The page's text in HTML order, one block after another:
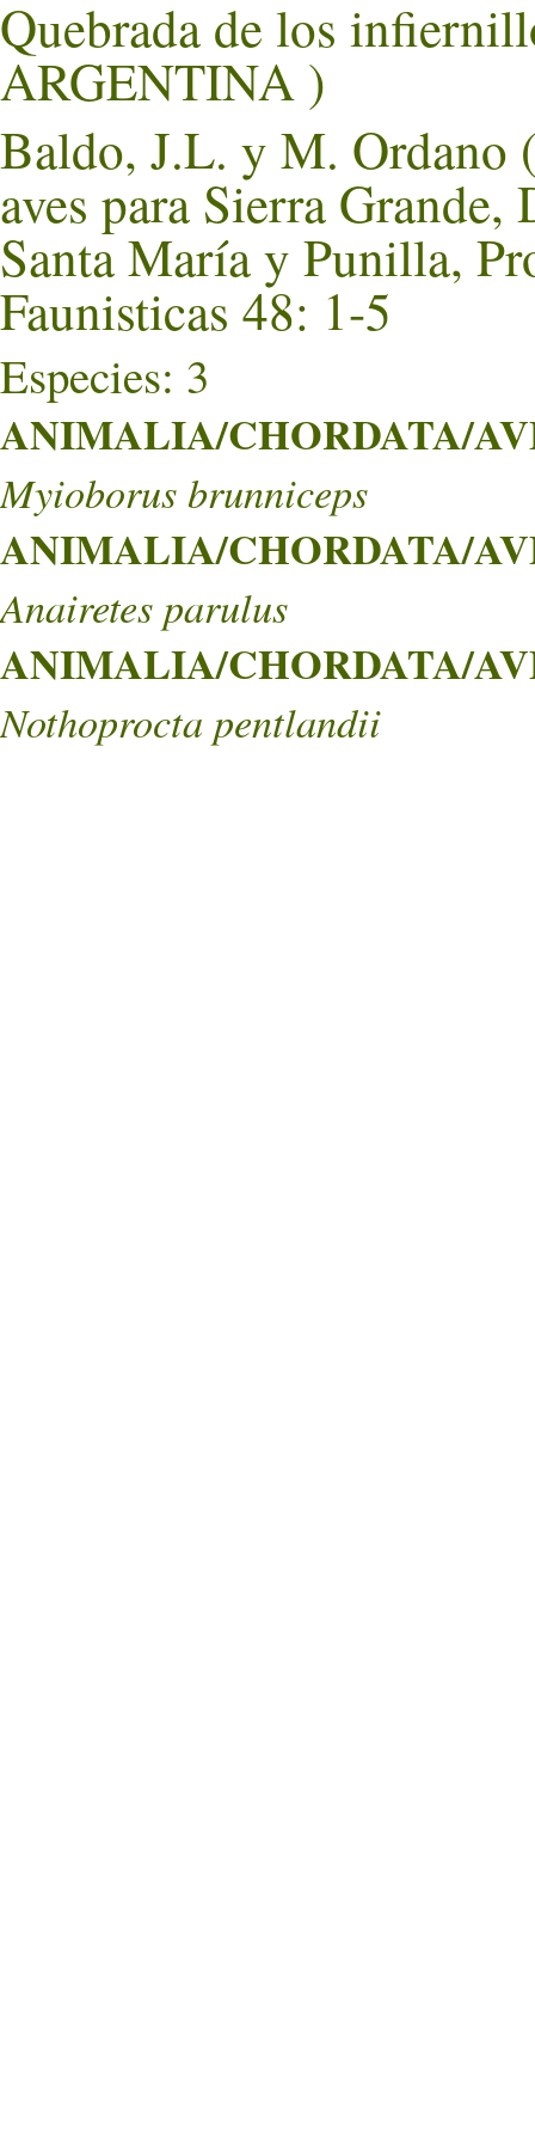
Quebrada de los
ARGENTINA )
Baldo, J.L. y M. Ordano
aves para Sierra
Santa María y Punilla,
Faunisticas 48: 1-5
Especies: 3
ANIMALIA/CHORDATA/
Myioborus brunniceps
ANIMALIA/CHORDATA/
Anairetes parulus
ANIMALIA/CHORDATA/
Nothoprocta pentlandii